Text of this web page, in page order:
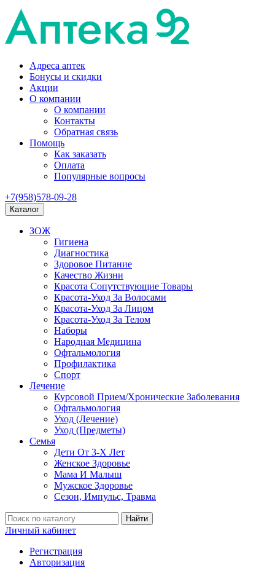
Адреса аптек
Бонусы и скидки
Акции
О компании
О компании
Контакты
Обратная связь
Помощь
Как заказать
Оплата
Популярные вопросы
+7(958)578-09-28
Каталог
ЗОЖ
Гигиена
Диагностика
Здоровое Питание
Качество Жизни
Красота Сопутствующие Товары
Красота-Уход За Волосами
Красота-Уход За Лицом
Красота-Уход За Телом
Наборы
Народная Медицина
Офтальмология
Профилактика
Спорт
Лечение
Курсовой Прием/Хронические Заболевания
Офтальмология
Уход (Лечение)
Уход (Предметы)
Семья
Дети От 3-Х Лет
Женское Здоровье
Мама И Малыш
Мужское Здоровье
Сезон, Импульс, Травма
Найти
Личный кабинет
Регистрация
Авторизация